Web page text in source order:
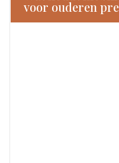
voor ouderen